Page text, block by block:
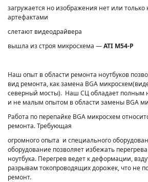
загружается но изображения нет или
артефактами
слетают видеодрайвера
вышла из строя микросхема —ATI M54-P
Наш опыт в области ремонта ноутбуков
вид ремонта, как замена BGA
северный мосты). Наш СЦ обладает полным
и не малым опытом в области замены BGA
Работа по перепайке BGA микросхем
ремонта. Требующая
огромного опыта и специального
оборудование позволяет избежать
ноутбука. Перегрев ведет к деформации,
разрывам токопроводящих дорожек, что не
ремонт.